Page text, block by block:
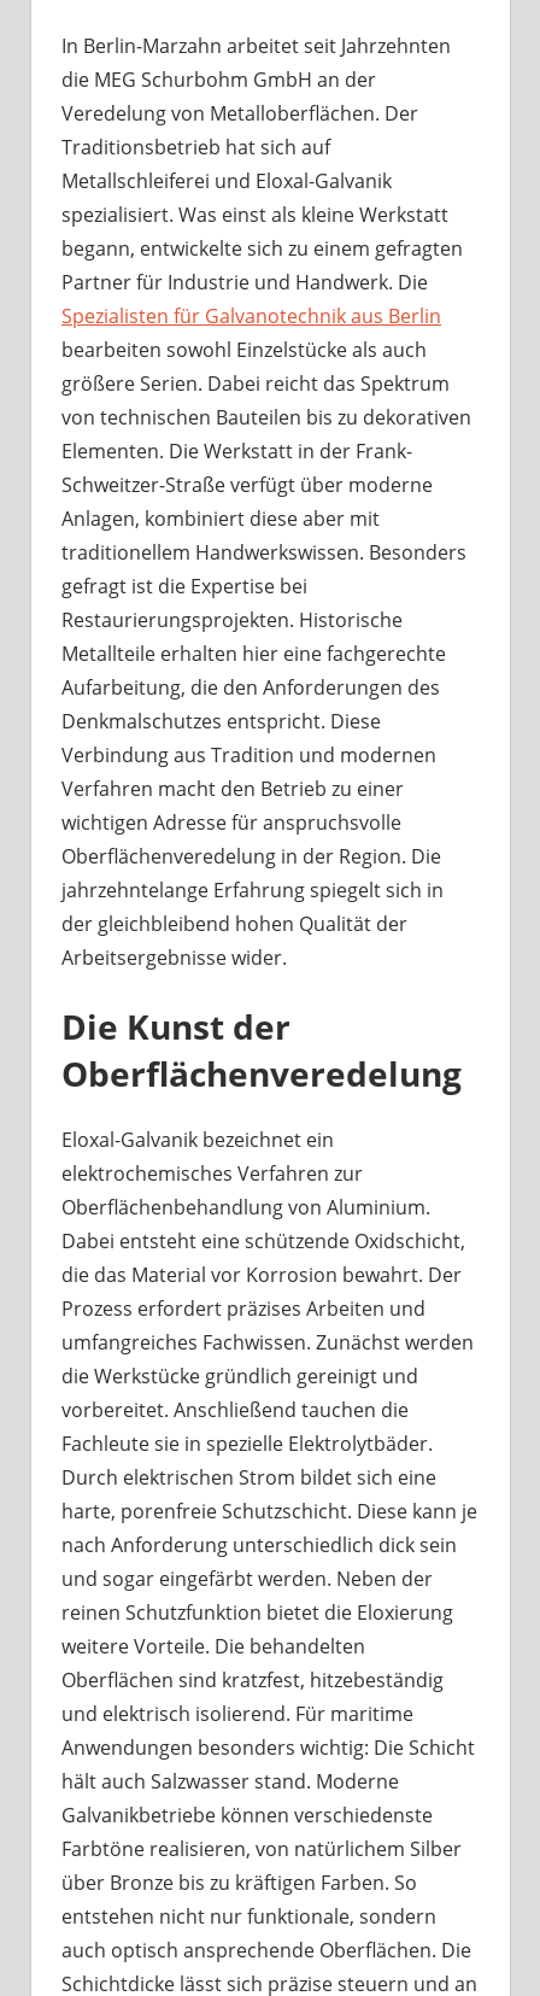
In Berlin-Marzahn arbeitet seit Jahrzehnten
die MEG Schurbohm GmbH an der
Veredelung von Metalloberflächen. Der
Traditionsbetrieb hat sich auf
Metallschleiferei und Eloxal-Galvanik
spezialisiert. Was einst als kleine Werkstatt
begann, entwickelte sich zu einem gefragten
Partner für Industrie und Handwerk. Die
Spezialisten für Galvanotechnik aus Berlin
bearbeiten sowohl Einzelstücke als auch
größere Serien. Dabei reicht das Spektrum
von technischen Bauteilen bis zu dekorativen
Elementen. Die Werkstatt in der Frank-
Schweitzer-Straße verfügt über moderne
Anlagen, kombiniert diese aber mit
traditionellem Handwerkswissen. Besonders
gefragt ist die Expertise bei
Restaurierungsprojekten. Historische
Metallteile erhalten hier eine fachgerechte
Aufarbeitung, die den Anforderungen des
Denkmalschutzes entspricht. Diese
Verbindung aus Tradition und modernen
Verfahren macht den Betrieb zu einer
wichtigen Adresse für anspruchsvolle
Oberflächenveredelung in der Region. Die
jahrzehntelange Erfahrung spiegelt sich in
der gleichbleibend hohen Qualität der
Arbeitsergebnisse wider.
Die Kunst der
Oberflächenveredelung
Eloxal-Galvanik bezeichnet ein
elektrochemisches Verfahren zur
Oberflächenbehandlung von Aluminium.
Dabei entsteht eine schützende Oxidschicht,
die das Material vor Korrosion bewahrt. Der
Prozess erfordert präzises Arbeiten und
umfangreiches Fachwissen. Zunächst werden
die Werkstücke gründlich gereinigt und
vorbereitet. Anschließend tauchen die
Fachleute sie in spezielle Elektrolytbäder.
Durch elektrischen Strom bildet sich eine
harte, porenfreie Schutzschicht. Diese kann je
nach Anforderung unterschiedlich dick sein
und sogar eingefärbt werden. Neben der
reinen Schutzfunktion bietet die Eloxierung
weitere Vorteile. Die behandelten
Oberflächen sind kratzfest, hitzebeständig
und elektrisch isolierend. Für maritime
Anwendungen besonders wichtig: Die Schicht
hält auch Salzwasser stand. Moderne
Galvanikbetriebe können verschiedenste
Farbtöne realisieren, von natürlichem Silber
über Bronze bis zu kräftigen Farben. So
entstehen nicht nur funktionale, sondern
auch optisch ansprechende Oberflächen. Die
Schichtdicke lässt sich präzise steuern und an